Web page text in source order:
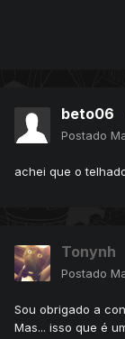
beto06
Postado
achei que o
Tonynh
Postado
Sou obrigado a
Mas... isso que é